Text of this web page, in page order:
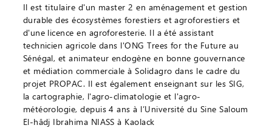
Il est titulaire d'un master 2 en aménagement et gestion
durable des écosystèmes forestiers et agroforestiers et
d'une licence en agroforesterie. Il a été assistant
technicien agricole dans l'ONG Trees for the Future au
Sénégal, et animateur endogène en bonne gouvernance
et médiation commerciale à Solidagro dans le cadre du
projet PROPAC. Il est également enseignant sur les SIG,
la cartographie, l'agro-climatologie et l'agro-
météorologie, depuis 4 ans à l’Université du Sine Saloum
El-hâdj Ibrahima NIASS à Kaolack